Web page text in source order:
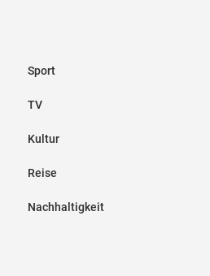
Sport
TV
Kultur
Reise
Nachhaltigkeit